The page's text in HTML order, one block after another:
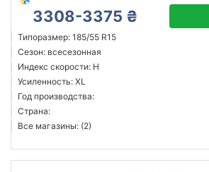
3308-3375 ₴
Типоразмер: 185/55 R15
Сезон: всесезонная
Индекс скорости: H
Усиленность: XL
Год производства:
Страна:
Все магазины: (2)